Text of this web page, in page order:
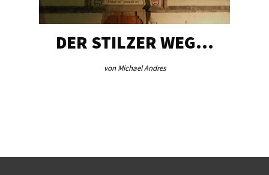
DER STILZER WEG…
von Michael Andres